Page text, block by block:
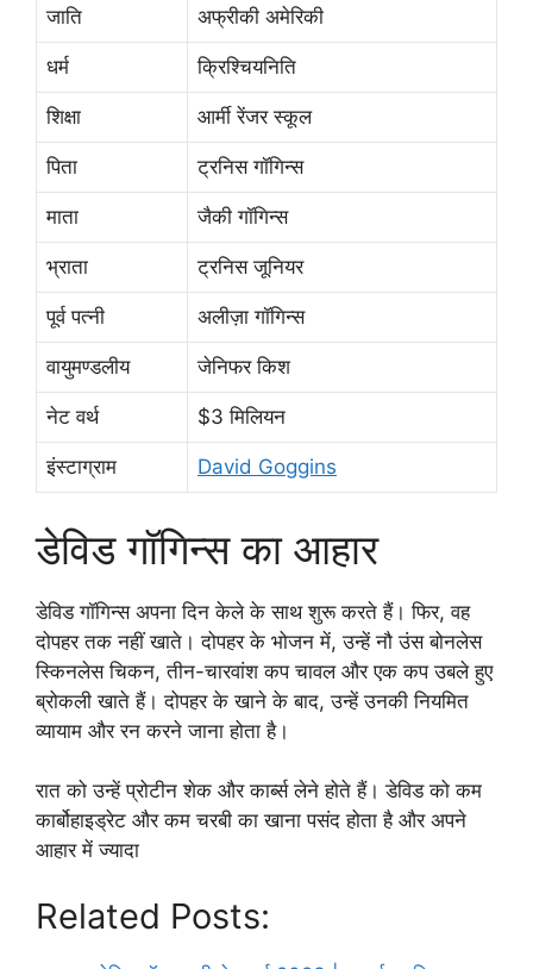
जाति अफ्रीकी अमेरिकी
धर्म क्रिश्चियनिति
शिक्षा आर्मी रेंजर स्कूल
पिता ट्रनिस गॉगिन्स
माता जैकी गॉगिन्स
भ्राता ट्रनिस जूनियर
पूर्व पत्नी अलीज़ा गॉगिन्स
वायुमण्डलीय जेनिफर किश
नेट वर्थ $3 मिलियन
इंस्टाग्राम David Goggins
डेविड गॉगिन्स का आहार
डेविड गॉगिन्स अपना दिन केले के साथ शुरू करते हैं। फिर, वह
दोपहर तक नहीं खाते। दोपहर के भोजन में, उन्हें नौ उंस बोनलेस
स्किनलेस चिकन, तीन-चारवांश कप चावल और एक कप उबले हुए
ब्रोकली खाते हैं। दोपहर के खाने के बाद, उन्हें उनकी नियमित
व्यायाम और रन करने जाना होता है।
रात को उन्हें प्रोटीन शेक और कार्ब्स लेने होते हैं। डेविड को कम
कार्बोहाइड्रेट और कम चरबी का खाना पसंद होता है और अपने
आहार में ज्यादा
Related Posts: